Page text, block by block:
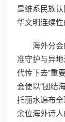
是维系民族
华文明连续性
海外分
准守护与异
代传下去”重
会便以“团结
托丽水遍布
余位海外诗